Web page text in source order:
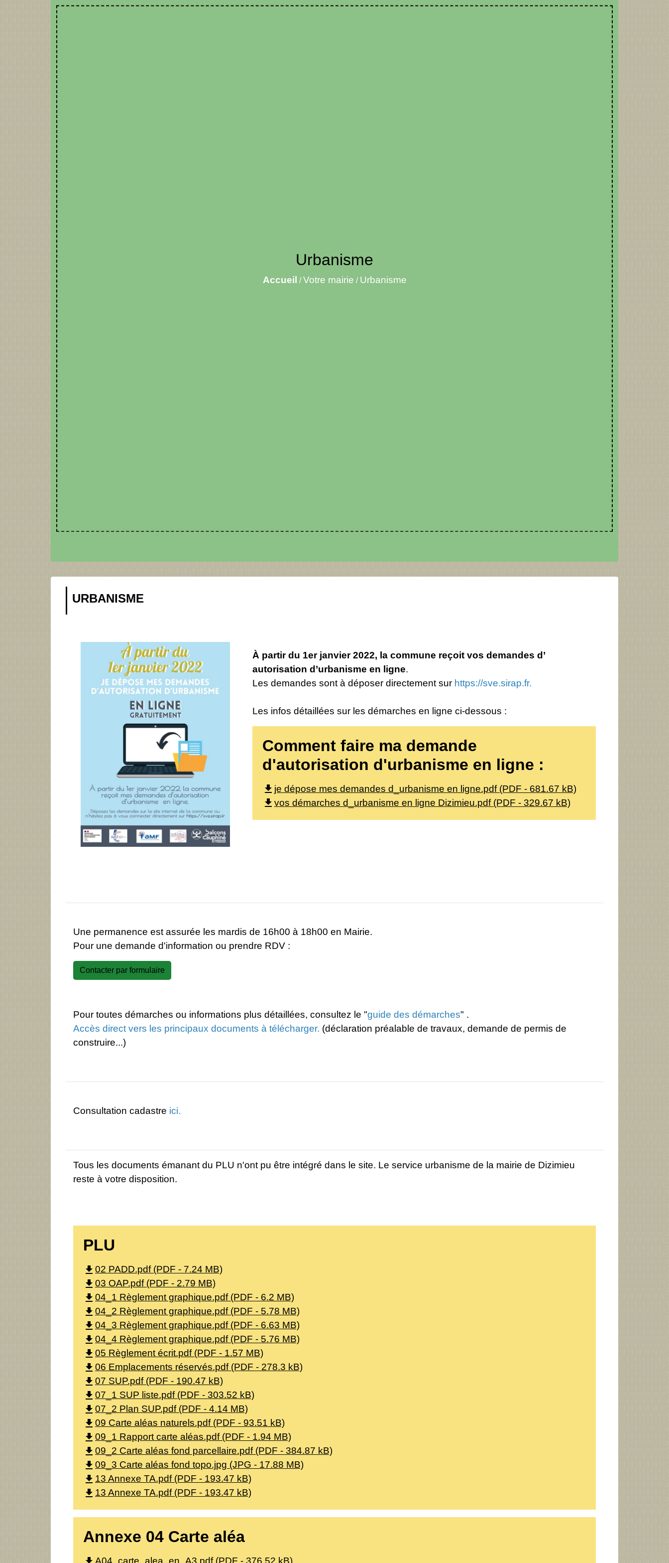
Urbanisme
Accueil /Votre mairie / Urbanisme
URBANISME
À partir du 1er janvier 2022, la commune reçoit vos demandes d’
autorisation d’urbanisme en ligne.
Les demandes sont à déposer directement sur https://sve.sirap.fr.
Les infos détaillées sur les démarches en ligne ci-dessous :
Comment faire ma demande
d'autorisation d'urbanisme en ligne :
file_download je dépose mes demandes d_urbanisme en ligne.pdf (PDF - 681.67 kB)
file_download vos démarches d_urbanisme en ligne Dizimieu.pdf (PDF - 329.67 kB)
Une permanence est assurée les mardis de 16h00 à 18h00 en Mairie.
Pour une demande d'information ou prendre RDV :
Contacter par formulaire
Pour toutes démarches ou informations plus détaillées, consultez le "guide des démarches" .
Accès direct vers les principaux documents à télécharger. (déclaration préalable de travaux, demande de permis de
construire...)
Consultation cadastre ici.
Tous les documents émanant du PLU n'ont pu être intégré dans le site. Le service urbanisme de la mairie de Dizimieu
reste à votre disposition.
PLU
file_download 02 PADD.pdf (PDF - 7.24 MB)
file_download 03 OAP.pdf (PDF - 2.79 MB)
file_download 04_1 Règlement graphique.pdf (PDF - 6.2 MB)
file_download 04_2 Règlement graphique.pdf (PDF - 5.78 MB)
file_download 04_3 Règlement graphique.pdf (PDF - 6.63 MB)
file_download 04_4 Règlement graphique.pdf (PDF - 5.76 MB)
file_download 05 Règlement écrit.pdf (PDF - 1.57 MB)
file_download 06 Emplacements réservés.pdf (PDF - 278.3 kB)
file_download 07 SUP.pdf (PDF - 190.47 kB)
file_download 07_1 SUP liste.pdf (PDF - 303.52 kB)
file_download 07_2 Plan SUP.pdf (PDF - 4.14 MB)
file_download 09 Carte aléas naturels.pdf (PDF - 93.51 kB)
file_download 09_1 Rapport carte aléas.pdf (PDF - 1.94 MB)
file_download 09_2 Carte aléas fond parcellaire.pdf (PDF - 384.87 kB)
file_download 09_3 Carte aléas fond topo.jpg (JPG - 17.88 MB)
file_download 13 Annexe TA.pdf (PDF - 193.47 kB)
file_download 13 Annexe TA.pdf (PDF - 193.47 kB)
Annexe 04 Carte aléa
A04_carte_alea_en_A3.pdf (PDF - 376.52 kB)